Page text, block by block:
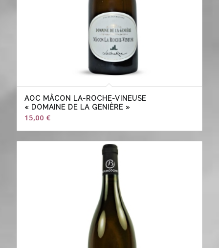
AOC MÂCON LA-ROCHE-VINEUSE
« DOMAINE DE LA GENIÈRE »
15,00 €